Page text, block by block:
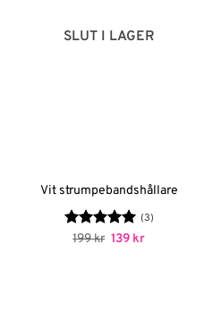
SLUT I LAGER
Vit strumpebandshållare
Betygsatt5
(3)
199kr Det
139 krDet